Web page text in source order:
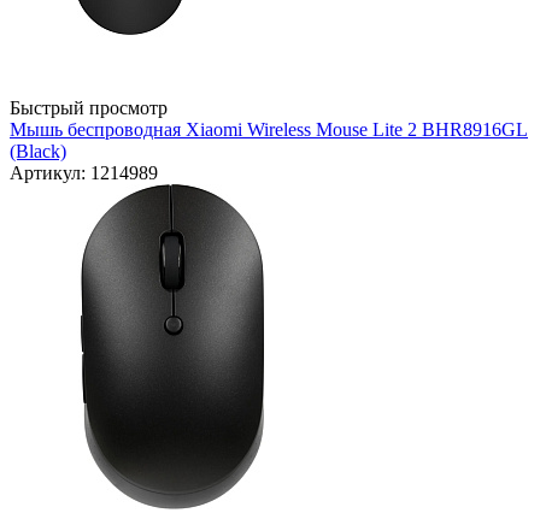
Быстрый просмотр
Мышь беспроводная Xiaomi Wireless Mouse Lite 2 BHR8916GL
(Black)
Артикул: 1214989